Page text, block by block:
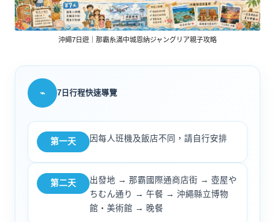
沖繩7日遊｜那霸糸滿中城恩納ジャングリア親子攻略
⌁ 7日行程快速導覽
第一天 因每人班機及飯店不同，請自行安排
第二天
出發地 → 那霸國際通商店街 → 壺屋や
ちむん通り → 午餐 → 沖繩縣立博物
館・美術館 → 晚餐